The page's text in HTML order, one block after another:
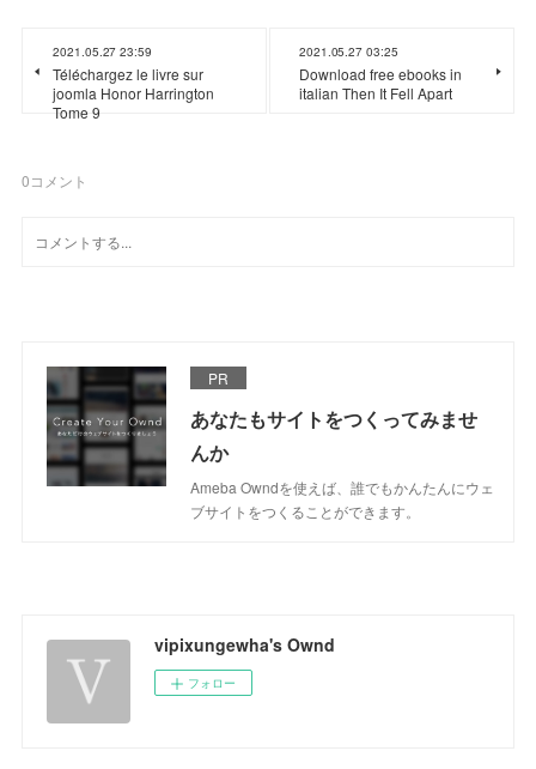
2021.05.27 23:59
Téléchargez le livre sur
joomla Honor Harrington
Tome 9
2021.05.27 03:25
Download free ebooks in
italian Then It Fell Apart
0コメント
PR
あなたもサイトをつくってみませ
んか
Ameba Owndを使えば、誰でもかんたんにウェ
ブサイトをつくることができます。
vipixungewha's Ownd
フォロー